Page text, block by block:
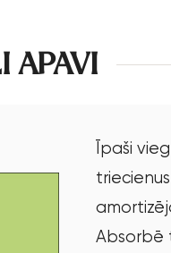
APAVI
Īpaši
triecienus
Absorbē